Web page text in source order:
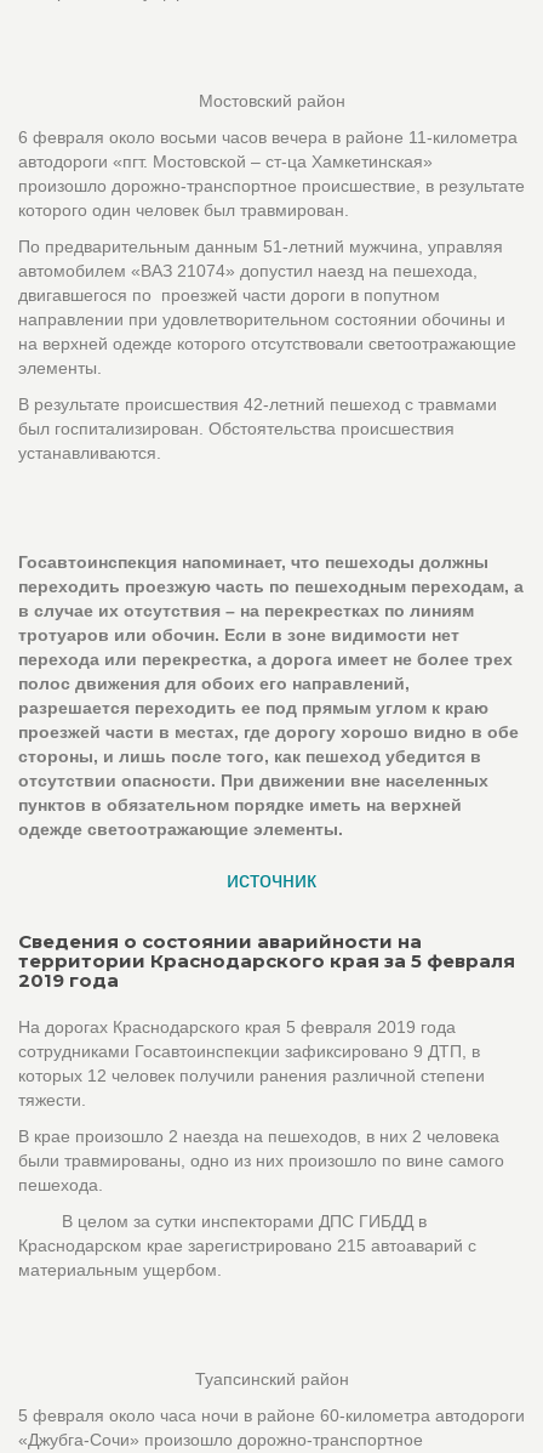
Мостовский район
6 февраля около восьми часов вечера в районе 11-километра
автодороги «пгт. Мостовской – ст-ца Хамкетинская»
произошло дорожно-транспортное происшествие, в результате
которого один человек был травмирован.
По предварительным данным 51-летний мужчина, управляя
автомобилем «ВАЗ 21074» допустил наезд на пешехода,
двигавшегося по проезжей части дороги в попутном
направлении при удовлетворительном состоянии обочины и
на верхней одежде которого отсутствовали светоотражающие
элементы.
В результате происшествия 42-летний пешеход с травмами
был госпитализирован. Обстоятельства происшествия
устанавливаются.
Госавтоинспекция напоминает, что пешеходы должны
переходить проезжую часть по пешеходным переходам, а
в случае их отсутствия – на перекрестках по линиям
тротуаров или обочин. Если в зоне видимости нет
перехода или перекрестка, а дорога имеет не более трех
полос движения для обоих его направлений,
разрешается переходить ее под прямым углом к краю
проезжей части в местах, где дорогу хорошо видно в обе
стороны, и лишь после того, как пешеход убедится в
отсутствии опасности. При движении вне населенных
пунктов в обязательном порядке иметь на верхней
одежде светоотражающие элементы.
источник
Сведения о состоянии аварийности на
территории Краснодарского края за 5 февраля
2019 года
На дорогах Краснодарского края 5 февраля 2019 года
сотрудниками Госавтоинспекции зафиксировано 9 ДТП, в
которых 12 человек получили ранения различной степени
тяжести.
В крае произошло 2 наезда на пешеходов, в них 2 человека
были травмированы, одно из них произошло по вине самого
пешехода.
В целом за сутки инспекторами ДПС ГИБДД в
Краснодарском крае зарегистрировано 215 автоаварий с
материальным ущербом.
Туапсинский район
5 февраля около часа ночи в районе 60-километра автодороги
«Джубга-Сочи» произошло дорожно-транспортное